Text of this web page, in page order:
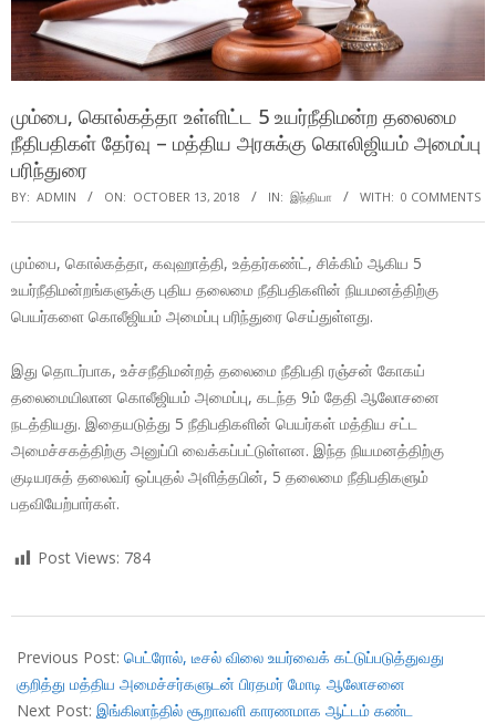
மும்பை, கொல்கத்தா உள்ளிட்ட 5 உயர்நீதிமன்ற தலைமை
நீதிபதிகள் தேர்வு – மத்திய அரசுக்கு கொலிஜியம் அமைப்பு
பரிந்துரை
BY: ADMIN ON: OCTOBER 13, 2018 IN: இந்தியா WITH: 0 COMMENTS
மும்பை, கொல்கத்தா, கவுஹாத்தி, உத்தர்கண்ட், சிக்கிம் ஆகிய 5
உயர்நீதிமன்றங்களுக்கு புதிய தலைமை நீதிபதிகளின் நியமனத்திற்கு
பெயர்களை கொலீஜியம் அமைப்பு பரிந்துரை செய்துள்ளது.
இது தொடர்பாக, உச்சநீதிமன்றத் தலைமை நீதிபதி ரஞ்சன் கோகய்
தலைமையிலான கொலீஜியம் அமைப்பு, கடந்த 9ம் தேதி ஆலோசனை
நடத்தியது. இதையடுத்து 5 நீதிபதிகளின் பெயர்கள் மத்திய சட்ட
அமைச்சகத்திற்கு அனுப்பி வைக்கப்பட்டுள்ளன. இந்த நியமனத்திற்கு
குடியரசுத் தலைவர் ஒப்புதல் அளித்தபின், 5 தலைமை நீதிபதிகளும்
பதவியேற்பார்கள்.
Post Views: 784
10-
13
Previous Post: பெட்ரோல், டீசல் விலை உயர்வைக் கட்டுப்படுத்துவது
குறித்து மத்திய அமைச்சர்களுடன் பிரதமர் மோடி ஆலோசனை
Next Post: இங்கிலாந்தில் சூறாவளி காரணமாக ஆட்டம் கண்ட